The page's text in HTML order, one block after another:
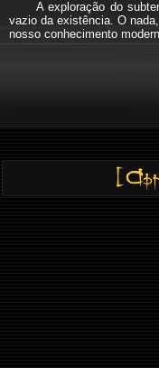
A exploração do
vazio da existência. O
nosso conhecimento